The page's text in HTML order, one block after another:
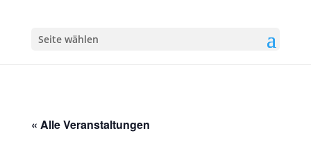
Seite wählen
« Alle Veranstaltungen